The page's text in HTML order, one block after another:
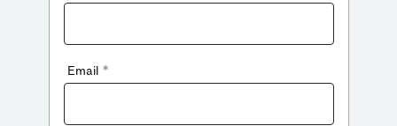
Email *